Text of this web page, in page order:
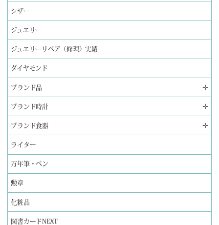
シザー
ジュエリー
ジュエリーリペア（修理）実績
ダイヤモンド
ブランド品 ✛
ブランド時計 ✛
ブランド食器 ✛
ライター
万年筆・ペン
勲章
化粧品
図書カードNEXT